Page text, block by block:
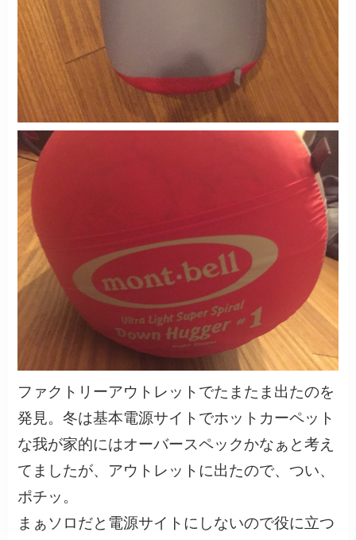
ファクトリーアウトレットでたまたま出たのを
発見。冬は基本電源サイトでホットカーペット
な我が家的にはオーバースペックかなぁと考え
てましたが、アウトレットに出たので、つい、
ポチッ。
まぁソロだと電源サイトにしないので役に立つ